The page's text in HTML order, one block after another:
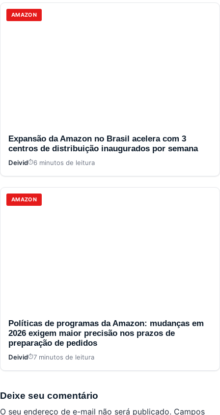
AMAZON
Expansão da Amazon no Brasil acelera com 3
centros de distribuição inaugurados por semana
Deivid 6 minutos de leitura
AMAZON
Políticas de programas da Amazon: mudanças em
2026 exigem maior precisão nos prazos de
preparação de pedidos
Deivid 7 minutos de leitura
Deixe seu comentário
O seu endereço de e-mail não será publicado. Campos